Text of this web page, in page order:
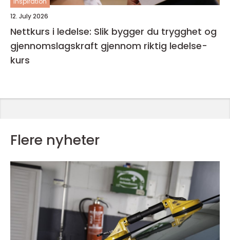
12. July 2026
Nettkurs i ledelse: Slik bygger du trygghet og
gjennomslagskraft gjennom riktig ledelse-
kurs
Flere nyheter